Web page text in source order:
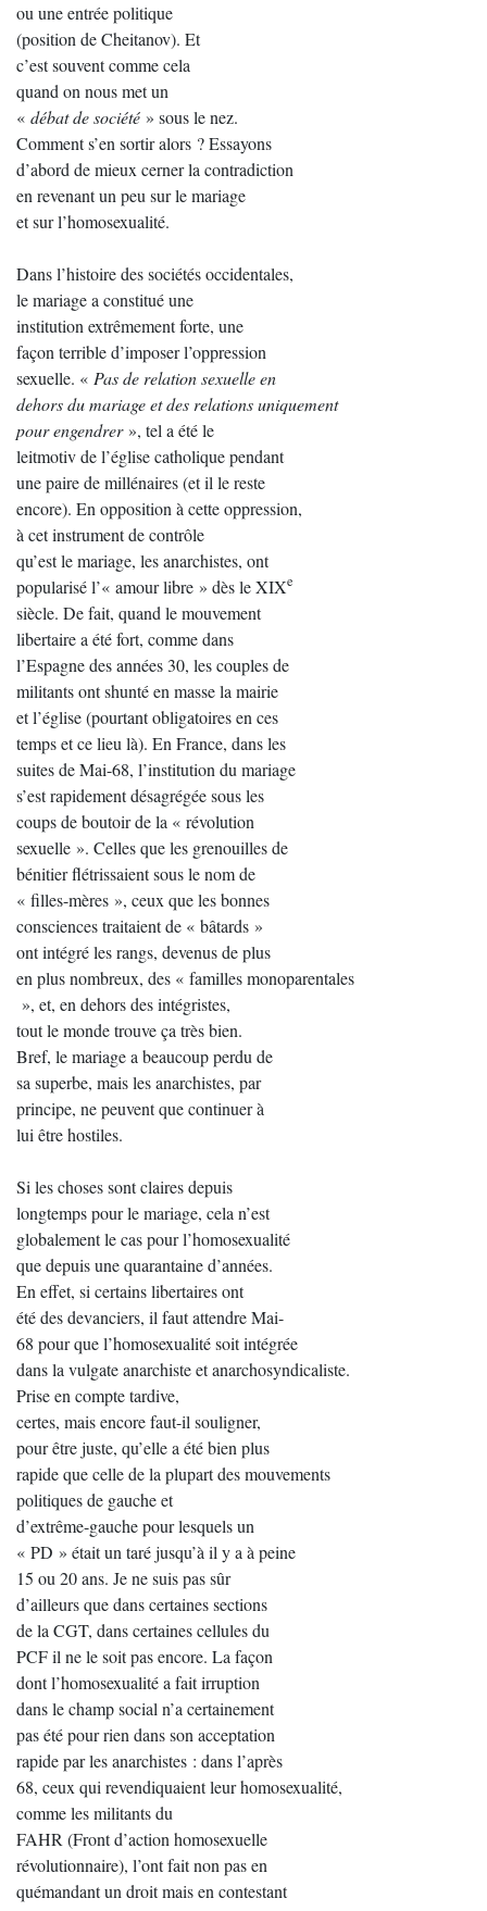
ou une entrée politique
(position de Cheitanov). Et
c’est souvent comme cela
quand on nous met un
« débat de société » sous le nez.
Comment s’en sortir alors ? Essayons
d’abord de mieux cerner la contradiction
en revenant un peu sur le mariage
et sur l’homosexualité.
Dans l’histoire des sociétés occidentales,
le mariage a constitué une
institution extrêmement forte, une
façon terrible d’imposer l’oppression
sexuelle. « Pas de relation sexuelle en
dehors du mariage et des relations uniquement
pour engendrer», tel a été le
leitmotiv de l’église catholique pendant
une paire de millénaires (et il le reste
encore). En opposition à cette oppression,
à cet instrument de contrôle
qu’est le mariage, les anarchistes, ont
popularisé l’« amour libre » dès le XIXe
siècle. De fait, quand le mouvement
libertaire a été fort, comme dans
l’Espagne des années 30, les couples de
militants ont shunté en masse la mairie
et l’église (pourtant obligatoires en ces
temps et ce lieu là). En France, dans les
suites de Mai-68, l’institution du mariage
s’est rapidement désagrégée sous les
coups de boutoir de la « révolution
sexuelle ». Celles que les grenouilles de
bénitier flétrissaient sous le nom de
« filles-mères », ceux que les bonnes
consciences traitaient de « bâtards »
ont intégré les rangs, devenus de plus
en plus nombreux, des « familles monoparentales
», et, en dehors des intégristes,
tout le monde trouve ça très bien.
Bref, le mariage a beaucoup perdu de
sa superbe, mais les anarchistes, par
principe, ne peuvent que continuer à
lui être hostiles.
Si les choses sont claires depuis
longtemps pour le mariage, cela n’est
globalement le cas pour l’homosexualité
que depuis une quarantaine d’années.
En effet, si certains libertaires ont
été des devanciers, il faut attendre Mai-
68 pour que l’homosexualité soit intégrée
dans la vulgate anarchiste et anarchosyndicaliste.
Prise en compte tardive,
certes, mais encore faut-il souligner,
pour être juste, qu’elle a été bien plus
rapide que celle de la plupart des mouvements
politiques de gauche et
d’extrême-gauche pour lesquels un
« PD » était un taré jusqu’à il y a à peine
15 ou 20 ans. Je ne suis pas sûr
d’ailleurs que dans certaines sections
de la CGT, dans certaines cellules du
PCF il ne le soit pas encore. La façon
dont l’homosexualité a fait irruption
dans le champ social n’a certainement
pas été pour rien dans son acceptation
rapide par les anarchistes : dans l’après
68, ceux qui revendiquaient leur homosexualité,
comme les militants du
FAHR (Front d’action homosexuelle
révolutionnaire), l’ont fait non pas en
quémandant un droit mais en contestant